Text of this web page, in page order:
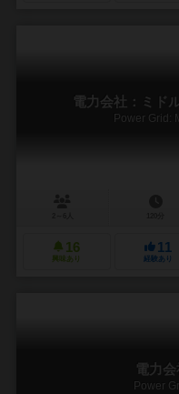
電力会社：ミド
Power Grid:
16
興味あり
11
経験あり
電力
Power